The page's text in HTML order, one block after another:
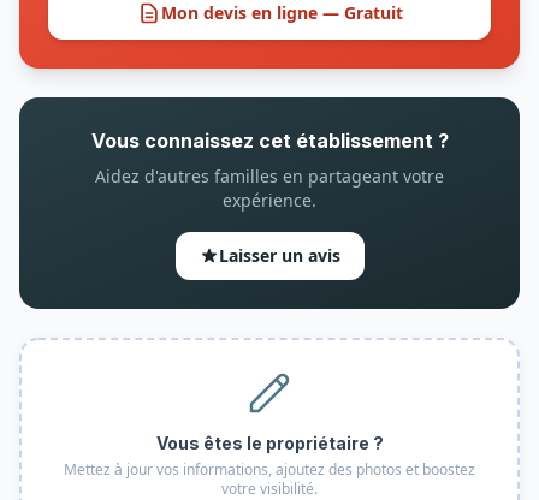
Mon devis en ligne — Gratuit
Vous connaissez cet établissement ?
Aidez d'autres familles en partageant votre
expérience.
Laisser un avis
Vous êtes le propriétaire ?
Mettez à jour vos informations, ajoutez des photos et boostez
votre visibilité.